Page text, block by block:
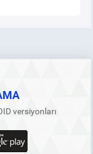
versiyonları